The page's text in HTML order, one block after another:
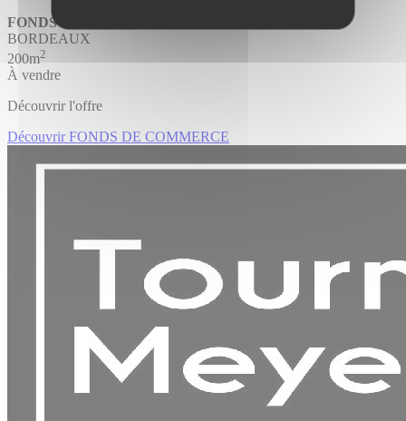
FONDS DE COMMERCE
BORDEAUX
200m2
À vendre
Découvrir l'offre
Découvrir FONDS DE COMMERCE